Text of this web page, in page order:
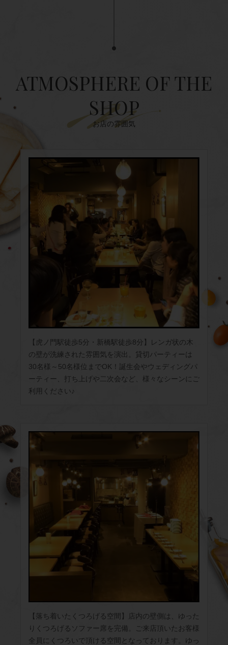
ATMOSPHERE OF THE
SHOP
お店の雰囲気
【虎ノ門駅徒歩5分・新橋駅徒歩8分】レンガ状の木
の壁が洗練された雰囲気を演出。貸切パーティーは
30名様～50名様位までOK！誕生会やウェディングパ
ーティー、打ち上げや二次会など、様々なシーンにご
利用ください♪
【落ち着いたくつろげる空間】店内の壁側は、ゆった
りくつろげるソファー席を完備。ご来店頂いたお客様
全員にくつろいで頂ける空間となっております。ゆっ